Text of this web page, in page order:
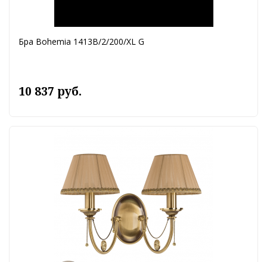
Бра Bohemia 1413B/2/200/XL G
10 837 руб.